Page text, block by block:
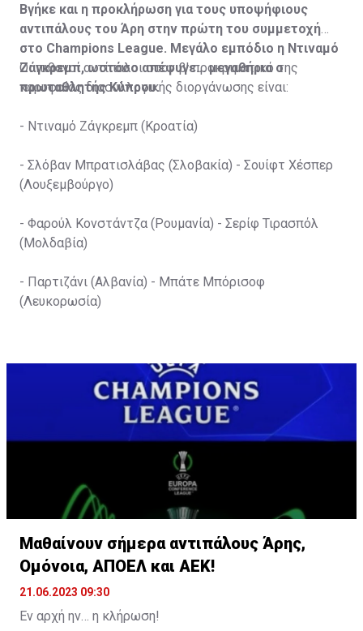
Βγήκε και η προκλήρωση για τους υποψήφιους
αντιπάλους του Άρη στην πρώτη του συμμετοχή
στο Champions League. Μεγάλο εμπόδιο η Ντιναμό
Ζάγκρεμπ, ωστόσο απέφυγε... μεγαθήρια ο
πρωταθλητής Κύπρου.
Οι πιθανοί αντίπαλοι στον β' προκριματικό της
κορυφαίας διασυλλογικής διοργάνωσης είναι:
- Ντιναμό Ζάγκρεμπ (Κροατία)
- Σλόβαν Μπρατισλάβας (Σλοβακία) - Σουίφτ Χέσπερ
(Λουξεμβούργο)
- Φαρούλ Κονστάντζα (Ρουμανία) - Σερίφ Τιρασπόλ
(Μολδαβία)
- Παρτιζάνι (Αλβανία) - Μπάτε Μπόρισοφ
(Λευκορωσία)
Μαθαίνουν σήμερα αντιπάλους Άρης,
Ομόνοια, ΑΠΟΕΛ και ΑΕΚ!
21.06.2023 09:30
Εν αρχή ην… η κλήρωση!